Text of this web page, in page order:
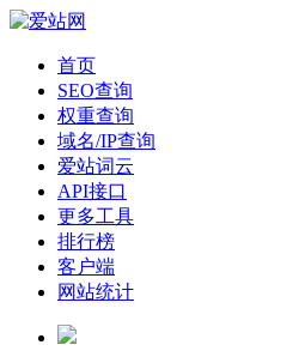
首页
SEO查询
权重查询
域名/IP查询
爱站词云
API接口
更多工具
排行榜
客户端
网站统计